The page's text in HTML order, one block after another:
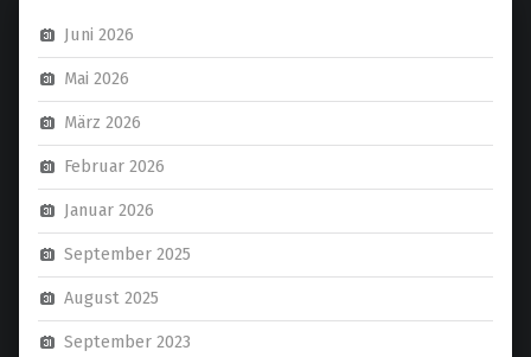
Juni 2026
Mai 2026
März 2026
Februar 2026
Januar 2026
September 2025
August 2025
September 2023